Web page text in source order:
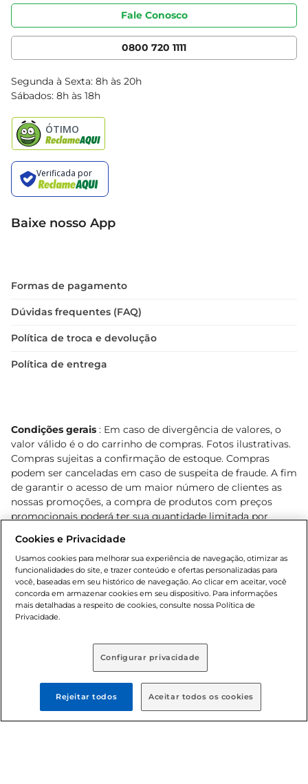
Portal do fornecedor
Cencosud Media
Código de ética
Serviços
Clube Bretas
Blog Bretas
Black Friday
Fale Conosco
0800 720 1111
Segunda à Sexta: 8h às 20h
Sábados: 8h às 18h
Baixe nosso App
Formas de pagamento
Dúvidas frequentes (FAQ)
Política de troca e devolução
Política de entrega
Condições gerais : Em caso de divergência de valores, o
valor válido é o do carrinho de compras. Fotos ilustrativas.
Compras sujeitas a confirmação de estoque. Compras
podem ser canceladas em caso de suspeita de fraude. A fim
de garantir o acesso de um maior número de clientes as
nossas promoções, a compra de produtos com preços
promocionais poderá ter sua quantidade limitada por
o e-commerce e válidos durante o dia de hoje, podendo
sofrer alterações sem prévia notificação. Proibida a venda
de bebidas alcoólicas para menores de 18 anos, conforme
Lei n.º 8069/90, art. 81, inciso II (Estatuto da Criança e do
Adolescente). Preços e condições exclusivos para o
www.bretas.com.br
© 2025 Copyright. Todos os direitos
reservados Bretas.
Cookies e Privacidade
Usamos cookies para melhorar sua experiência de navegação, otimizar as
funcionalidades do site, e trazer conteúdo e ofertas personalizadas para
você, baseadas em seu histórico de navegação. Ao clicar em aceitar, você
concorda em armazenar cookies em seu dispositivo. Para informações
mais detalhadas a respeito de cookies, consulte nossa Política de
Privacidade.
Configurar privacidade
Rejeitar todos Aceitar todos os cookies